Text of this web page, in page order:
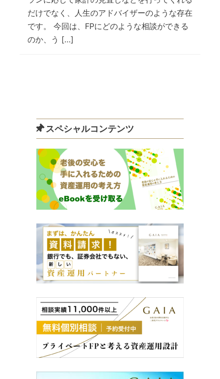
だけでなく、人生のアドバイザーのような存在
です。 今回は、FPにどのような相談ができる
のか、う […]
スペシャルコンテンツ